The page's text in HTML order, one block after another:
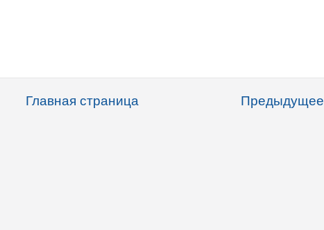
Предыдущее
Главная страница